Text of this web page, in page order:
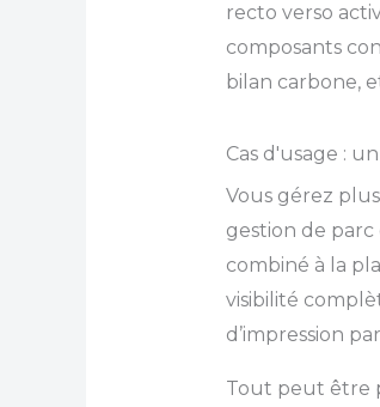
recto verso
composants
bilan carbone,
Cas d'usage :
Vous gérez
gestion de parc
combiné à la
visibilité
d’impression
Tout peut être